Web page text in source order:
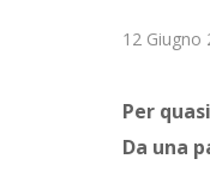
12 Giugno
Per
Da una